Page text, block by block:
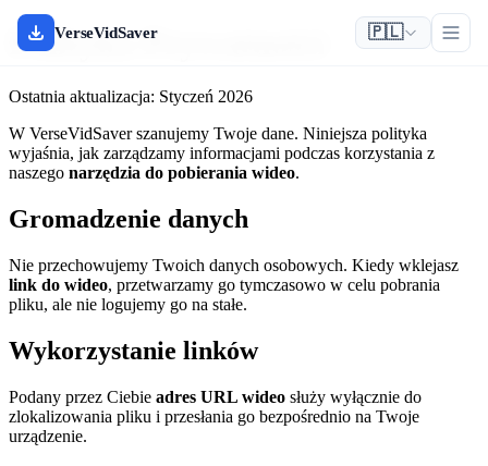
VerseVidSaver 🇵🇱
Polityka Prywatności
Ostatnia aktualizacja: Styczeń 2026
W VerseVidSaver szanujemy Twoje dane. Niniejsza polityka
wyjaśnia, jak zarządzamy informacjami podczas korzystania z
naszego narzędzia do pobierania wideo.
Gromadzenie danych
Nie przechowujemy Twoich danych osobowych. Kiedy wklejasz
link do wideo, przetwarzamy go tymczasowo w celu pobrania
pliku, ale nie logujemy go na stałe.
Wykorzystanie linków
Podany przez Ciebie adres URL wideo służy wyłącznie do
zlokalizowania pliku i przesłania go bezpośrednio na Twoje
urządzenie.